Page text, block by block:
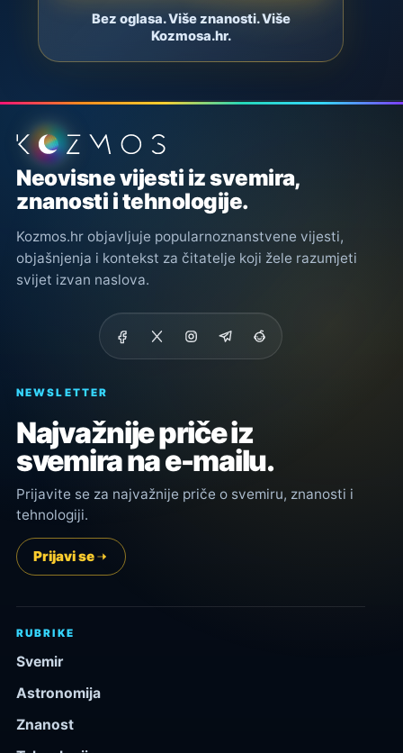
Bez oglasa. Više znanosti. Više
Kozmosa.hr.
Podnožje stranice
Neovisne vijesti iz svemira,
znanosti i tehnologije.
Kozmos.hr objavljuje popularnoznanstvene vijesti,
objašnjenja i kontekst za čitatelje koji žele razumjeti
svijet izvan naslova.
NEWSLETTER
Najvažnije priče iz
svemira na e-mailu.
Prijavite se za najvažnije priče o svemiru, znanosti i
tehnologiji.
Prijavi se
RUBRIKE
Svemir
Astronomija
Znanost